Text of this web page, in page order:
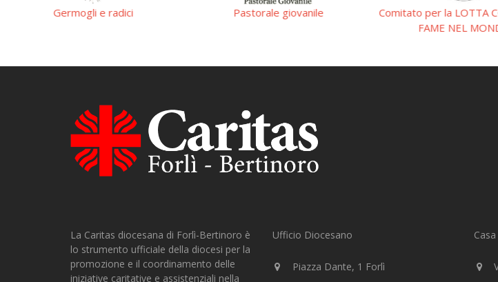
Germogli e radici Pastorale giovanile
Comitato per la LOTTA
FAME NEL
La Caritas diocesana di Forlì-Bertinoro è
lo strumento ufficiale della diocesi per la
promozione e il coordinamento delle
iniziative caritative e assistenziali nella
Ufficio Diocesano
Piazza Dante, 1 Forlì